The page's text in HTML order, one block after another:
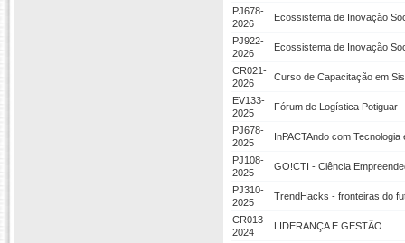
PJ678-
2026
Ecossistema de Inovação
PJ922-
2026
Ecossistema de Inovação
CR021-
2026
Curso de Capacitação em
EV133-
2025
Fórum de Logística Potiguar
PJ678-
2025
InPACTAndo com Tecnologia
PJ108-
2025
GO!CTI - Ciência
PJ310-
2025
TrendHacks - fronteiras do
CR013-
2024
LIDERANÇA E GESTÃO